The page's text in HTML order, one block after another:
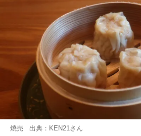
焼売 出典： KEN21 さん